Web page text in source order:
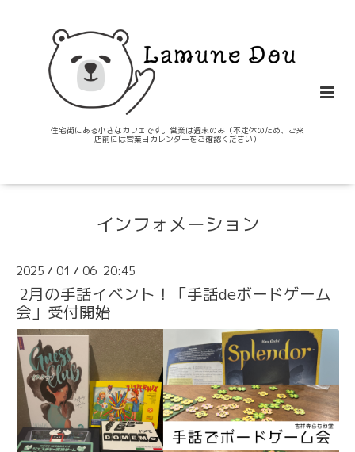
住宅街にある小さなカフェです。営業は週末のみ（不定休のため、ご来
店前には営業日カレンダーをご確認ください）
インフォメーション
2025 / 01 / 06 20:45
2月の手話イベント！「手話deボードゲーム
会」受付開始